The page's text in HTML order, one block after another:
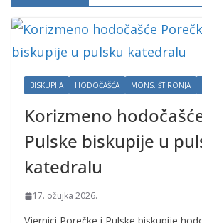
BISKUPIJA HODOČAŠĆA MONS. ŠTIRONJA
Korizmeno
Pulske biskupije u
katedralu
17. ožujka 2026.